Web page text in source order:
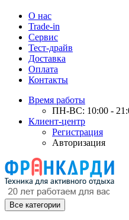
О нас
Trade-in
Сервис
Тест-драйв
Доставка
Оплата
Контакты
Время работы
ПН-ВС: 10:00 -
Клиент-центр
Регистрация
Авторизация
Все категории